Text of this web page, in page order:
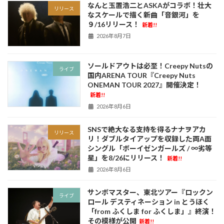
リリース
なんと玉置浩二とASKAがコラボ！壮大
なスケールで描く新曲「音銀河」を
９/16リリース！
新着!!
2026年8月7日
ライブ
ソールドアウトは必至！Creepy Nutsの
国内ARENA TOUR『Creepy Nuts
ONEMAN TOUR 2027』開催決定！
新着!!
2026年8月6日
リリース
SNSで絶大なる支持を得るナナヲアカ
リ！ダブルタイアップを収録した両A面
シングル「ボーイゼンガールズ / ∞劣等
星」を8/26にリリース！
新着!!
2026年8月6日
ライブ
サンボマスター、東北ツアー『ロックン
ロール デスティネーション in とうほく
「from ふくしま for ふくしま」』終演！
その模様が公開 新着!!